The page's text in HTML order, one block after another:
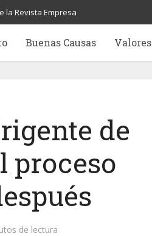
la Revista Empresa
Buenas Causas Valores
de
proceso
de lectura